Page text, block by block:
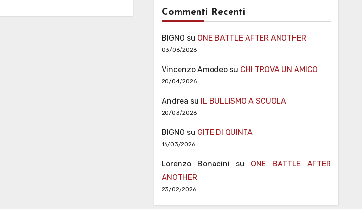
Commenti Recenti
BIGNO su ONE BATTLE AFTER ANOTHER
03/06/2026
Vincenzo Amodeosu CHI TROVA UN AMICO
20/04/2026
Andrea su IL BULLISMO A SCUOLA
20/03/2026
BIGNO su GITE DI QUINTA
16/03/2026
Lorenzo Bonacini su ONE BATTLE AFTER
ANOTHER
23/02/2026